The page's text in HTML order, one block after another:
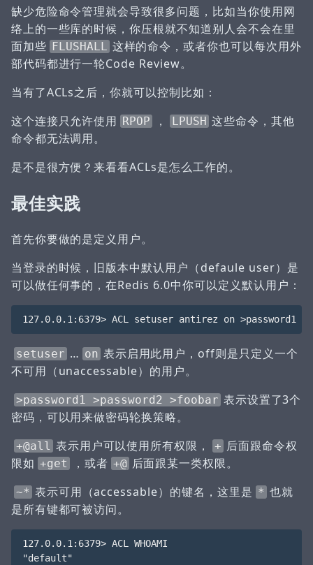
缺少危险命令管理就会导致很多问题，比如当你使用网
络上的一些库的时候，你压根就不知道别人会不会在里
面加些 FLUSHALL
这样的命令，或者你也可以每次用外
部代码都进行一轮Code Review。
当有了ACLs之后，你就可以控制比如：
这个连接只允许使用 RPOP ， LPUSH 这些命令，其他
命令都无法调用。
是不是很方便？来看看ACLs是怎么工作的。
最佳实践
首先你要做的是定义用户。
当登录的时候，旧版本中默认用户（defaule user）是
可以做任何事的，在Redis 6.0中你可以定义默认用户：
setuser … on 表示启用此用户，off则是只定义一个
不可用（unaccessable）的用户。
>password1 >password2 >foobar 表示设置了3个
密码，可以用来做密码轮换策略。
+@all 表示用户可以使用所有权限， + 后面跟命令权
限如 +get ，或者 +@ 后面跟某一类权限。
~* 表示可用（accessable）的键名，这里是 * 也就
是所有键都可被访问。
127.0.0.1:6379> ACL WHOAMI